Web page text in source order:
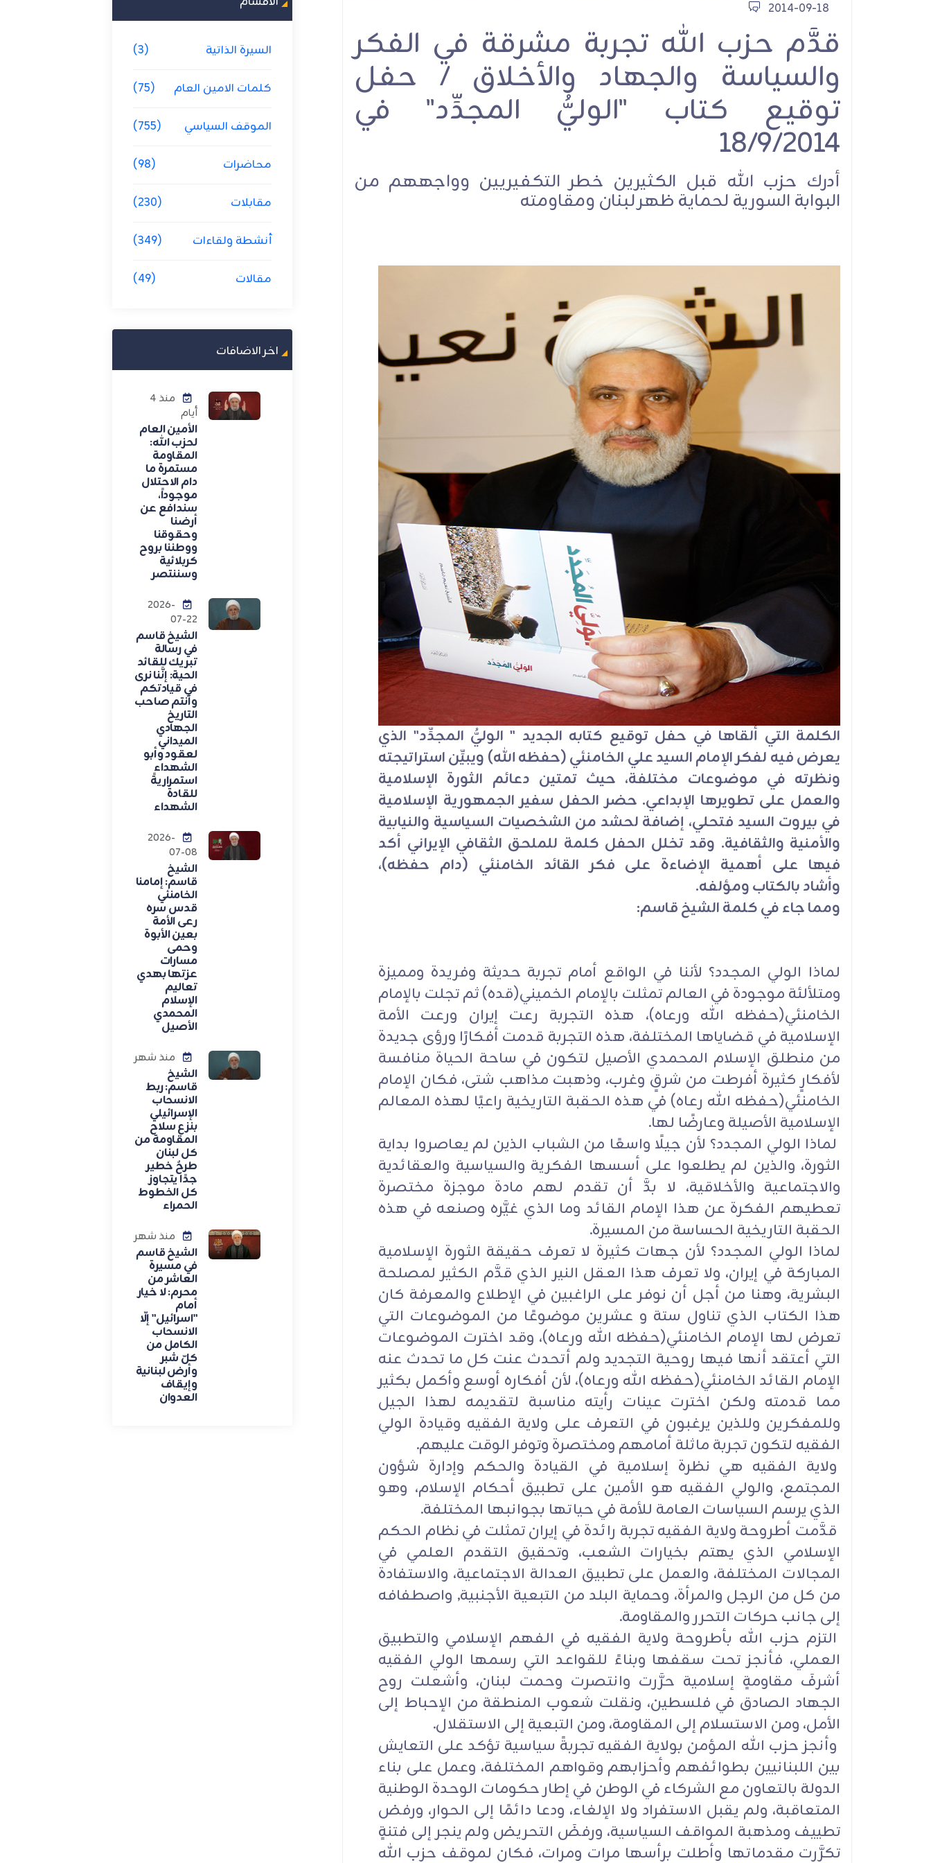
2014-09-18
قدَّم حزب الله تجربة مشرقة في الفكر
والسياسة والجهاد والأخلاق / حفل
توقيع كتاب "الوليُّ المجدِّد" في
18/9/2014
أدرك حزب الله قبل الكثيرين خطر التكفيريين وواجههم من
البوابة السورية لحماية ظهر لبنان ومقاومته
الكلمة التي ألقاها في حفل توقيع كتابه الجديد " الوليُّ المجدِّد" الذي
يعرض فيه لفكر الإمام السيد علي الخامنئي (حفظه الله) ويبيِّن استراتيجته
ونظرته في موضوعات مختلفة، حيث تمتين دعائم الثورة الإسلامية
والعمل على تطويرها الإبداعي. حضر الحفل سفير الجمهورية الإسلامية
في بيروت السيد فتحلي، إضافة لحشد من الشخصيات السياسية والنيابية
والأمنية والثقافية. وقد تخلل الحفل كلمة للملحق الثقافي الإيراني أكد
فيها على أهمية الإضاءة على فكر القائد الخامنئي (دام حفظه)،
وأشاد بالكتاب ومؤلفه.
ومما جاء في كلمة الشيخ قاسم:
لماذا الولي المجدد؟ لأننا في الواقع أمام تجربة حديثة وفريدة ومميزة
ومتلألئة موجودة في العالم تمثلت بالإمام الخميني(قده) ثم تجلت بالإمام
الخامنئي(حفظه الله ورعاه)، هذه التجربة رعت إيران ورعت الأمة
الإسلامية في قضاياها المختلفة، هذه التجربة قدمت أفكارًا ورؤى جديدة
من منطلق الإسلام المحمدي الأصيل لتكون في ساحة الحياة منافسة
لأفكارٍ كثيرة أفرطت من شرقٍ وغرب، وذهبت مذاهب شتى، فكان الإمام
الخامنئي(حفظه الله رعاه) في هذه الحقبة التاريخية راعيًا لهذه المعالم
الإسلامية الأصيلة وعارضًا لها.
لماذا الولي المجدد؟ لأن جيلًا واسعًا من الشباب الذين لم يعاصروا بداية
الثورة، والذين لم يطلعوا على أسسها الفكرية والسياسية والعقائدية
والاجتماعية والأخلاقية، لا بدَّ أن تقدم لهم مادة موجزة مختصرة
تعطيهم الفكرة عن هذا الإمام القائد وما الذي غيَّره وصنعه في هذه
الحقبة التاريخية الحساسة من المسيرة.
لماذا الولي المجدد؟ لأن جهات كثيرة لا تعرف حقيقة الثورة الإسلامية
المباركة في إيران، ولا تعرف هذا العقل النير الذي قدَّم الكثير لمصلحة
البشرية، وهنا من أجل أن نوفر على الراغبين في الإطلاع والمعرفة كان
هذا الكتاب الذي تناول ستة و عشرين موضوعًا من الموضوعات التي
تعرض لها الإمام الخامنئي(حفظه الله ورعاه)، وقد اخترت الموضوعات
التي أعتقد أنها فيها روحية التجديد ولم أتحدث عنت كل ما تحدث عنه
الإمام القائد الخامنئي(حفظه الله ورعاه)، لأن أفكاره أوسع وأكمل بكثير
مما قدمته ولكن اخترت عينات رأيته مناسبة لتقديمه لهذا الجيل
وللمفكرين وللذين يرغبون في التعرف على ولاية الفقيه وقيادة الولي
الفقيه لتكون تجربة ماثلة أمامهم ومختصرة وتوفر الوقت عليهم.
ولاية الفقيه هي نظرة إسلامية في القيادة والحكم وإدارة شؤون
المجتمع، والولي الفقيه هو الأمين على تطبيق أحكام الإسلام، وهو
الذي يرسم السياسات العامة للأمة في حياتها بجوانبها المختلفة.
قدَّمت أطروحة ولاية الفقيه تجربة رائدة في إيران تمثلت في نظام الحكم
الإسلامي الذي يهتم بخيارات الشعب، وتحقيق التقدم العلمي في
المجالات المختلفة، والعمل على تطبيق العدالة الاجتماعية، والاستفادة
من كل من الرجل والمرأة، وحماية البلد من التبعية الأجنبية, واصطفافه
إلى جانب حركات التحرر والمقاومة.
التزم حزب الله بأطروحة ولاية الفقيه في الفهم الإسلامي والتطبيق
العملي، فأنجز تحت سقفها وبناءً للقواعد التي رسمها الولي الفقيه
أشرفَ مقاومةٍ إسلامية حرَّرت وانتصرت وحمت لبنان، وأشعلت روح
الجهاد الصادق في فلسطين، ونقلت شعوب المنطقة من الإحباط إلى
الأمل، ومن الاستسلام إلى المقاومة، ومن التبعية إلى الاستقلال.
وأنجز حزب الله المؤمن بولاية الفقيه تجربةً سياسية تؤكد على التعايش
بين اللبنانيين بطوائفهم وأحزابهم وقواهم المختلفة، وعمل على بناء
الدولة بالتعاون مع الشركاء في الوطن في إطار حكومات الوحدة الوطنية
المتعاقبة، ولم يقبل الاستفراد ولا الإلغاء، ودعا دائمًا إلى الحوار، ورفض
تطييف ومذهبة المواقف السياسية، ورفضَ التحريض ولم ينجر إلى فتنةٍ
تكرَّرت مقدماتها وأطلت برأسها مرات ومرات، فكان لموقف حزب الله
السيرة الذاتية (3)
كلمات الامين العام (75)
الموقف السياسي (755)
محاضرات (98)
مقابلات (230)
أنشطة ولقاءات (349)
مقالات (49)
اخر الاضافات
منذ 4
أيام
الأمين العام
لحزب الله:
المقاومة
مستمرة ما
دام الاحتلال
موجوداً،
سندافع عن
أرضنا
وحقوقنا
ووطننا بروح
كربلائية
وسننتصر
2026-
07-22
الشيخ قاسم
في رسالة
تبريك للقائد
الحية: إنَّنا نرى
في قيادتكم
وأنتم صاحب
التاريخ
الجهادي
الميداني
لعقود وأبو
الشهداء
استمراريةً
للقادة
الشهداء
2026-
07-08
الشيخ
قاسم: إمامنا
الخامنئي
قدس سره
رعى الأمة
بعين الأبوة
وحمى
مسارات
عزتها بهدي
تعاليم
الإسلام
المحمدي
الأصيل
منذ شهر
الشيخ
قاسم: ربط
الانسحاب
الإسرائيلي
بنزع سلاح
المقاومة من
كل لبنان
طرحٌ خطير
جدًا يتجاوز
كل الخطوط
الحمراء
منذ شهر
الشيخ قاسم
في مسيرة
العاشر من
محرم: لا خيار
أمام
"اسرائيل" إلّا
الانسحاب
الكامل من
كلّ شبر
وأرض لبنانية
وإيقاف
العدوان